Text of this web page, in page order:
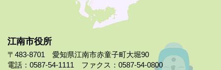
江南市役所
〒483-8701 愛知県江南市赤童子町大堀90
電話：0587-54-1111 ファクス：0587-54-0800